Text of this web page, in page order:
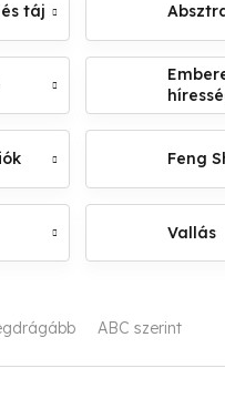
táj
Feng
Vallás
ABC szerint